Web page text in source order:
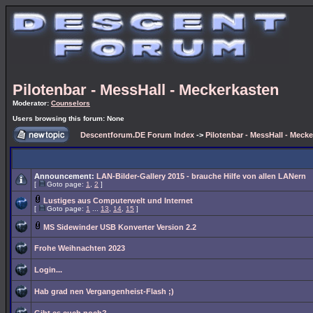
Pilotenbar - MessHall - Meckerkasten
Moderator: Counselors
Users browsing this forum: None
Descentforum.DE Forum Index -> Pilotenbar - MessHall -
Announcement: LAN-Bilder-Gallery 2015 - brauche Hilfe von allen LANern
[ Goto page: 1 2 ]
Lustiges aus Computerwelt und Internet
[ Goto page: 1 13 14 15 ]
MS Sidewinder USB Konverter Version 2.2
Frohe Weihnachten 2023
Login...
Hab grad nen Vergangenheist-Flash ;)